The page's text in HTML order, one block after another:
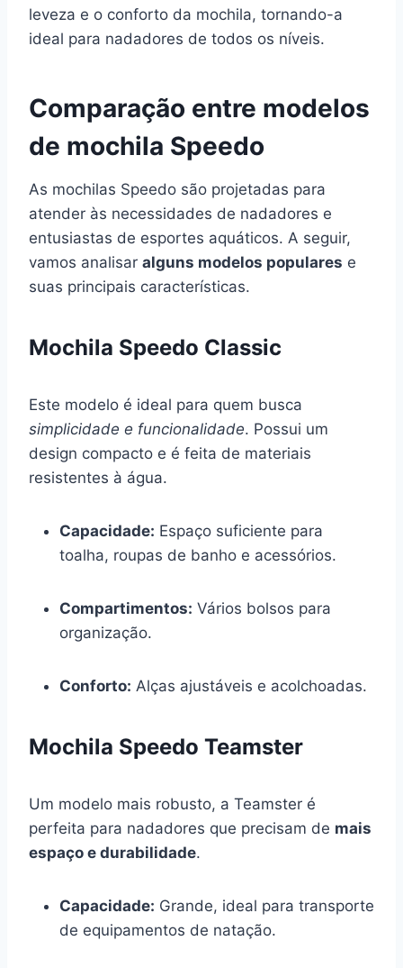
leveza e o conforto da mochila, tornando-a
ideal para nadadores de todos os níveis.
Comparação entre modelos
de mochila Speedo
As mochilas Speedo são projetadas para
atender às necessidades de nadadores e
entusiastas de esportes aquáticos. A seguir,
vamos analisar alguns modelos populares e
suas principais características.
Mochila Speedo Classic
Este modelo é ideal para quem busca
simplicidade e funcionalidade. Possui um
design compacto e é feita de materiais
resistentes à água.
Capacidade: Espaço suficiente para
toalha, roupas de banho e acessórios.
Compartimentos: Vários bolsos para
organização.
Conforto: Alças ajustáveis e acolchoadas.
Mochila Speedo Teamster
Um modelo mais robusto, a Teamster é
perfeita para nadadores que precisam de mais
espaço e durabilidade.
Capacidade: Grande, ideal para transporte
de equipamentos de natação.